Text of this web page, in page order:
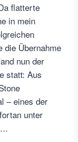
flatterte
in mein
die Übernahme
nun der
statt: Aus
– eines der
unter